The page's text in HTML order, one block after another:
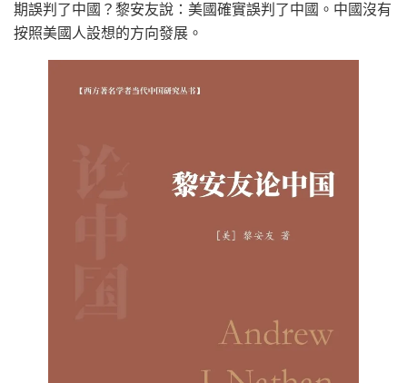
期誤判了中國？黎安友說：美國確實誤判了中國。中國沒有
按照美國人設想的方向發展。